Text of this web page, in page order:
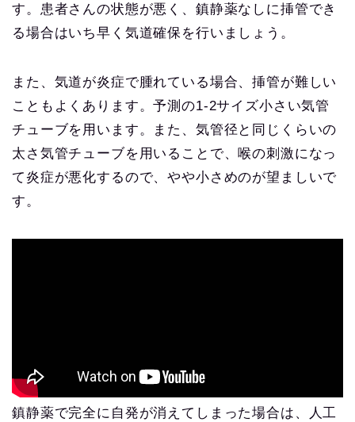
す。患者さんの状態が悪く、鎮静薬なしに挿管でき
る場合はいち早く気道確保を行いましょう。
また、気道が炎症で腫れている場合、挿管が難しい
こともよくあります。予測の1-2サイズ小さい気管
チューブを用います。また、気管径と同じくらいの
太さ気管チューブを用いることで、喉の刺激になっ
て炎症が悪化するので、やや小さめのが望ましいで
す。
鎮静薬で完全に自発が消えてしまった場合は、人工